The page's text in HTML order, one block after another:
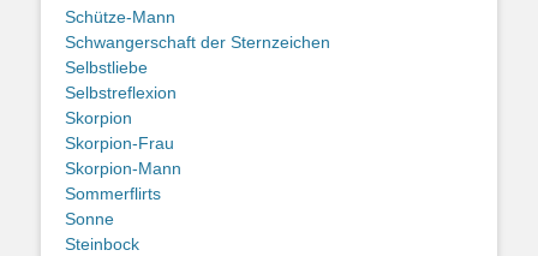
Schütze-Mann
Schwangerschaft der Sternzeichen
Selbstliebe
Selbstreflexion
Skorpion
Skorpion-Frau
Skorpion-Mann
Sommerflirts
Sonne
Steinbock